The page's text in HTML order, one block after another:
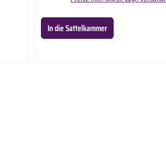
In die Sattelkammer